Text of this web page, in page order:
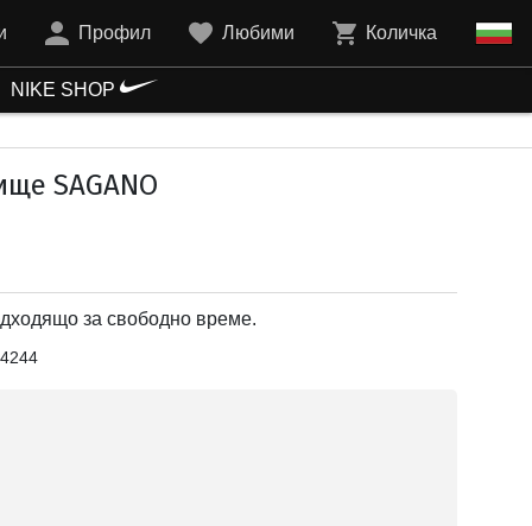
Профил Любими Количка
NIKE SHOP
SAGANO
за свободно време.